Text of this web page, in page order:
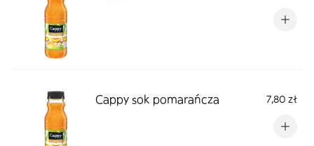
Cappy sok pomarańcza 7,80 zł